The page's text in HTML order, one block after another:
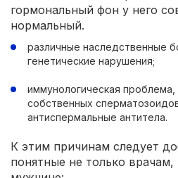
гормональный фон у него
нормальный.
различные наследственные
генетические нарушения;
иммунологическая проблема,
собственных
антиспермальные антитела.
К этим причинам следует
понятные не только